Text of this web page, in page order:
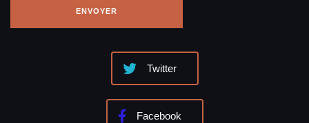
Twitter
Facebook